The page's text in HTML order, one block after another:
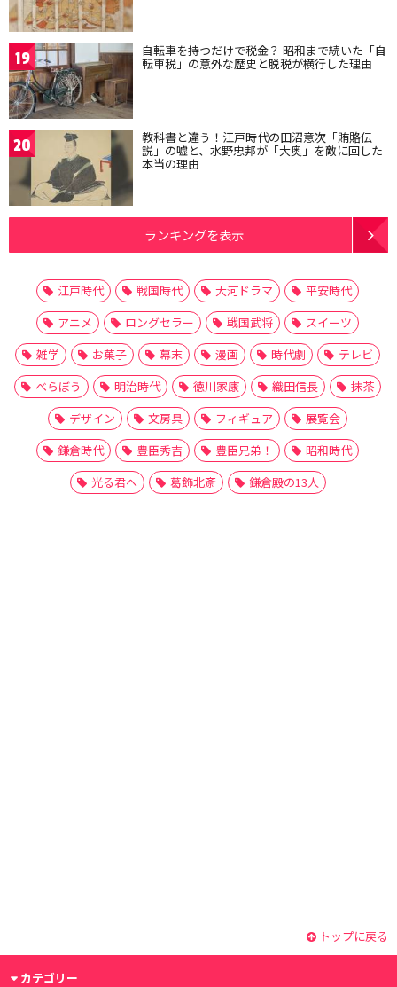
19 自転車を持つだけで税金？ 昭和まで続いた「自
転車税」の意外な歴史と脱税が横行した理由
20 教科書と違う！江戸時代の田沼意次「賄賂伝
説」の嘘と、水野忠邦が「大奥」を敵に回した
本当の理由
ランキングを表示
江戸時代 戦国時代 大河ドラマ
平安時代
アニメ
ロングセラー 戦国武将
スイーツ
雑学
お菓子 幕末 漫画 時代劇
テレビ
べらぼう
明治時代 徳川家康 織田信長
抹茶
デザイン
文房具 フィギュア
展覧会
鎌倉時代
豊臣秀吉 豊臣兄弟！
昭和時代
光る君へ
葛飾北斎 鎌倉殿の13人
トップに戻る
カテゴリー